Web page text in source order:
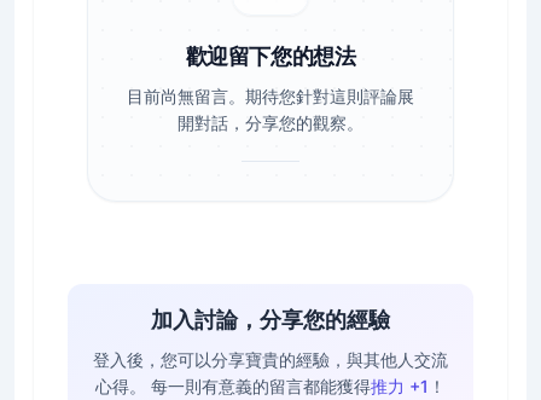
歡迎留下您的想法
目前尚無留言。期待您針對這則評論展
開對話，分享您的觀察。
加入討論，分享您的經驗
登入後，您可以分享寶貴的經驗，與其他人交流
心得。
每一則有意義的留言都能獲得推力 +1 ！